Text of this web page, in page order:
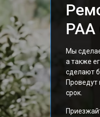
Мы
а также
сделают
срок.